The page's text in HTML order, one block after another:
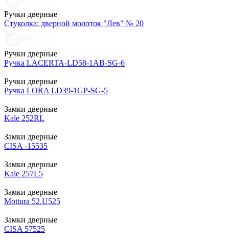
Ручки дверные
Стуколка: дверной молоток "Лев" № 20
Ручки дверные
Ручка LACERTA-LD58-1AB-SG-6
Ручки дверные
Ручка LORA LD39-1GP-SG-5
Замки дверные
Kale 252RL
Замки дверные
CISA -15535
Замки дверные
Kale 257L5
Замки дверные
Mottura 52.U525
Замки дверные
CISA 57525